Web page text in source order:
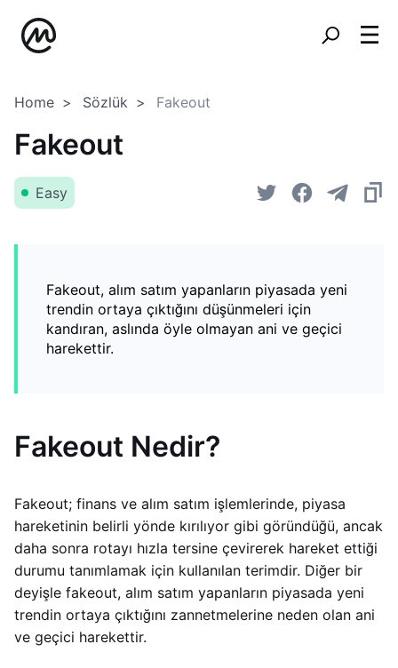
Home Sözlük Fakeout
Fakeout
Easy
Fakeout, alım satım yapanların piyasada yeni
trendin ortaya çıktığını düşünmeleri için
kandıran, aslında öyle olmayan ani ve geçici
harekettir.
Fakeout Nedir?
Fakeout; finans ve alım satım işlemlerinde, piyasa
hareketinin belirli yönde kırılıyor gibi göründüğü, ancak
daha sonra rotayı hızla tersine çevirerek hareket ettiği
durumu tanımlamak için kullanılan terimdir. Diğer bir
deyişle fakeout, alım satım yapanların piyasada yeni
trendin ortaya çıktığını zannetmelerine neden olan ani
ve geçici harekettir.